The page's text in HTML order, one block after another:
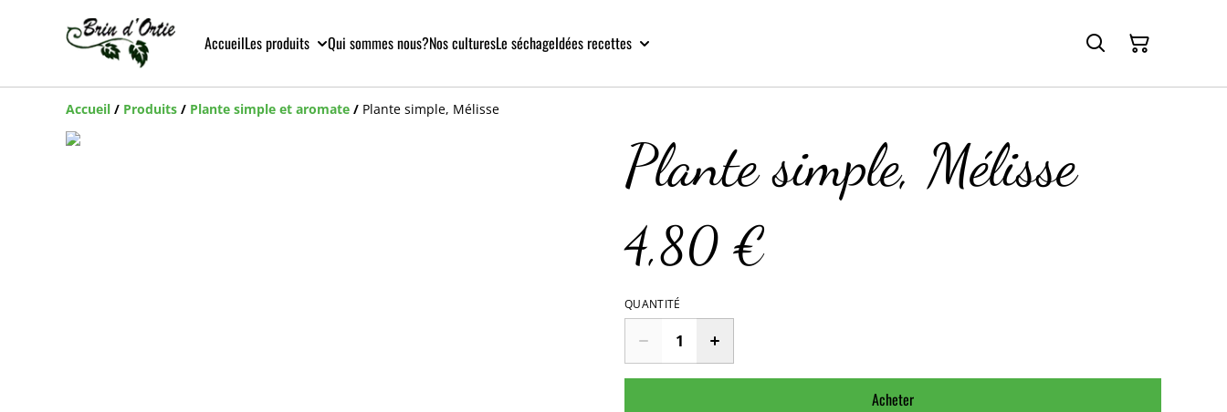
AccueilLes produits Qui sommes nous?Nos culturesLe séchageIdées recettes
Accueil / Produits / Plante simple et aromate / Plante simple, Mélisse
Plante simple, Mélisse
4,80 €
QUANTITÉ
Acheter